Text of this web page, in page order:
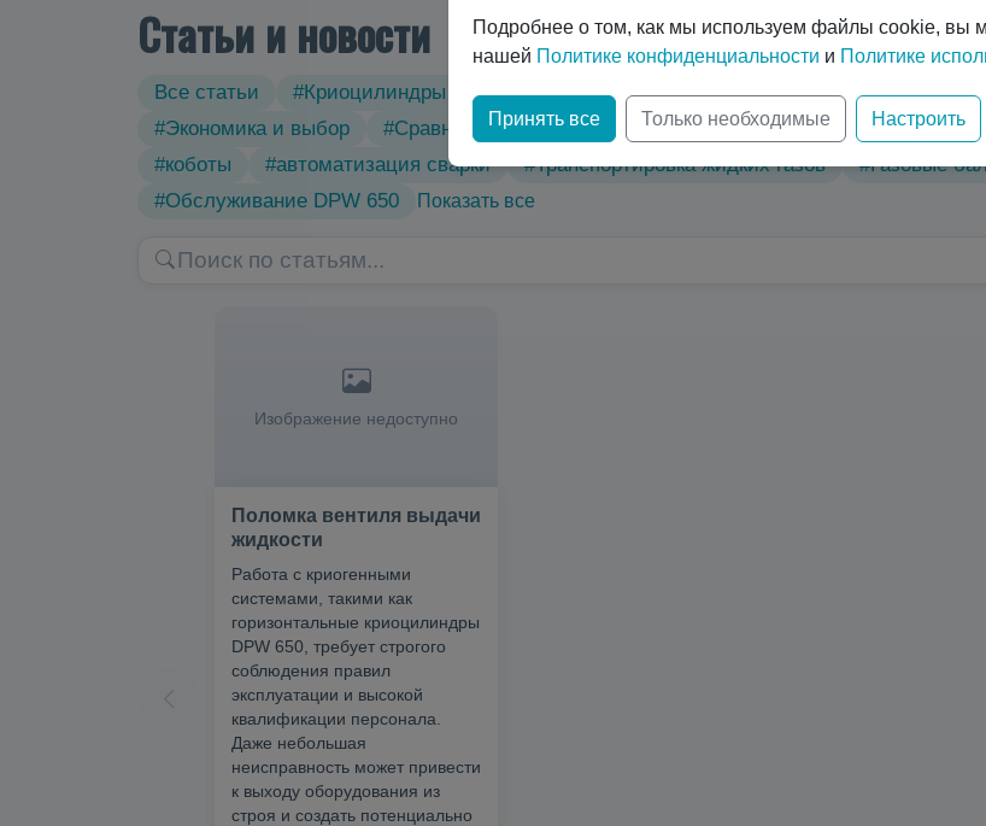
Статьи и новости
Все статьи #Криоцилиндры #Технические характеристики #Вертикальные
#Экономика и выбор
#Сравнение технологий #Газовый лазер
#коботы
#автоматизация сварки #Транспортировка жидких газов #Газовые
#Обслуживание DPW 650
Показать все
Изображение недоступно
Поломка вентиля выдачи
жидкости
Работа с криогенными
системами, такими как
горизонтальные криоцилиндры
DPW 650, требует строгого
соблюдения правил
эксплуатации и высокой
квалификации персонала.
Даже небольшая
неисправность может привести
к выходу оборудования из
строя и создать потенциально
Подробнее о том, как мы используем файлы cookie, вы
нашей Политике конфиденциальности и Политике
Принять все Только необходимые Настроить